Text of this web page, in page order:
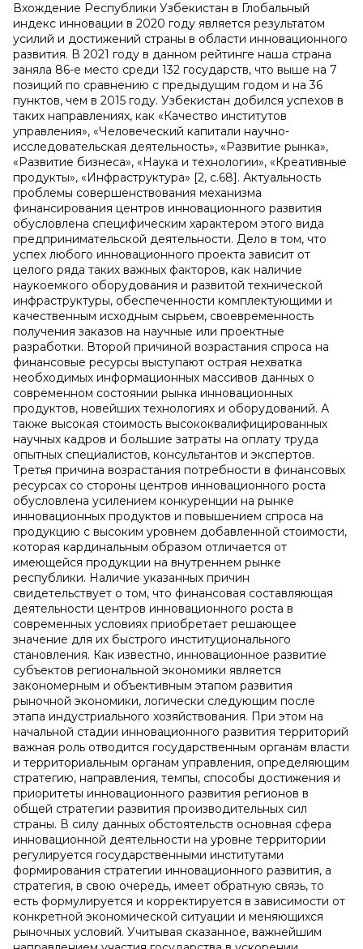
Вхождение Республики Узбекистан в Глобальный
индекс инновации в 2020 году является результатом
усилий и достижений страны в области инновационного
развития. В 2021 году в данном рейтинге наша страна
заняла 86-е место среди 132 государств, что выше на 7
позиций по сравнению с предыдущим годом и на 36
пунктов, чем в 2015 году. Узбекистан добился успехов в
таких направлениях, как «Качество институтов
управления», «Человеческий капитали научно-
исследовательская деятельность», «Развитие рынка»,
«Развитие бизнеса», «Наука и технологии», «Креативные
продукты», «Инфраструктура» [2, с.68]. Актуальность
проблемы совершенствования механизма
финансирования центров инновационного развития
обусловлена специфическим характером этого вида
предпринимательской деятельности. Дело в том, что
успех любого инновационного проекта зависит от
целого ряда таких важных факторов, как наличие
наукоемкого оборудования и развитой технической
инфраструктуры, обеспеченности комплектующими и
качественным исходным сырьем, своевременность
получения заказов на научные или проектные
разработки. Второй причиной возрастания спроса на
финансовые ресурсы выступают острая нехватка
необходимых информационных массивов данных о
современном состоянии рынка инновационных
продуктов, новейших технологиях и оборудований. А
также высокая стоимость высококвалифицированных
научных кадров и большие затраты на оплату труда
опытных специалистов, консультантов и экспертов.
Третья причина возрастания потребности в финансовых
ресурсах со стороны центров инновационного роста
обусловлена усилением конкуренции на рынке
инновационных продуктов и повышением спроса на
продукцию с высоким уровнем добавленной стоимости,
которая кардинальным образом отличается от
имеющейся продукции на внутреннем рынке
республики. Наличие указанных причин
свидетельствует о том, что финансовая составляющая
деятельности центров инновационного роста в
современных условиях приобретает решающее
значение для их быстрого институционального
становления. Как известно, инновационное развитие
субъектов региональной экономики является
закономерным и объективным этапом развития
рыночной экономики, логически следующим после
этапа индустриального хозяйствования. При этом на
начальной стадии инновационного развития территорий
важная роль отводится государственным органам власти
и территориальным органам управления, определяющим
стратегию, направления, темпы, способы достижения и
приоритеты инновационного развития регионов в
общей стратегии развития производительных сил
страны. В силу данных обстоятельств основная сфера
инновационной деятельности на уровне территории
регулируется государственными институтами
формирования стратегии инновационного развития, а
стратегия, в свою очередь, имеет обратную связь, то
есть формулируется и корректируется в зависимости от
конкретной экономической ситуации и меняющихся
рыночных условий. Учитывая сказанное, важнейшим